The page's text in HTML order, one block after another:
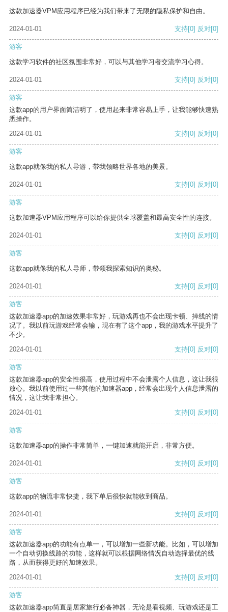
这款加速器VPM应用程序已经为我们带来了无限的隐私保护和自由。
2024-01-01 支持[0] 反对[0]
游客
这款学习软件的社区氛围非常好，可以与其他学习者交流学习心得。
2024-01-01 支持[0] 反对[0]
游客
这款app的用户界面简洁明了，使用起来非常容易上手，让我能够快速熟
悉操作。
2024-01-01
支持[0] 反对[0]
游客
这款app就像我的私人导游，带我领略世界各地的美景。
2024-01-01 支持[0] 反对[0]
游客
这款加速器VPM应用程序可以给你提供全球覆盖和最高安全性的连接。
2024-01-01 支持[0] 反对[0]
游客
这款app就像我的私人导师，带领我探索知识的奥秘。
2024-01-01 支持[0] 反对[0]
游客
这款加速器app的加速效果非常好，玩游戏再也不会出现卡顿、掉线的情
况了。我以前玩游戏经常会输，现在有了这个app，我的游戏水平提升了
不少。
2024-01-01
支持[0] 反对[0]
游客
这款加速器app的安全性很高，使用过程中不会泄露个人信息，这让我很
放心。我以前使用过一些其他的加速器app，经常会出现个人信息泄露的
情况，这让我非常担心。
2024-01-01
支持[0] 反对[0]
游客
这款加速器app的操作非常简单，一键加速就能开启，非常方便。
2024-01-01 支持[0] 反对[0]
游客
这款app的物流非常快捷，我下单后很快就能收到商品。
2024-01-01 支持[0] 反对[0]
游客
这款加速器app的功能有点单一，可以增加一些新功能。比如，可以增加
一个自动切换线路的功能，这样就可以根据网络情况自动选择最优的线
路，从而获得更好的加速效果。
2024-01-01
支持[0] 反对[0]
游客
这款加速器app简直是居家旅行必备神器，无论是看视频、玩游戏还是工